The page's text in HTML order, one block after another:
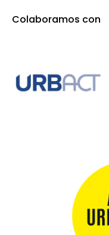
Colaboramos con